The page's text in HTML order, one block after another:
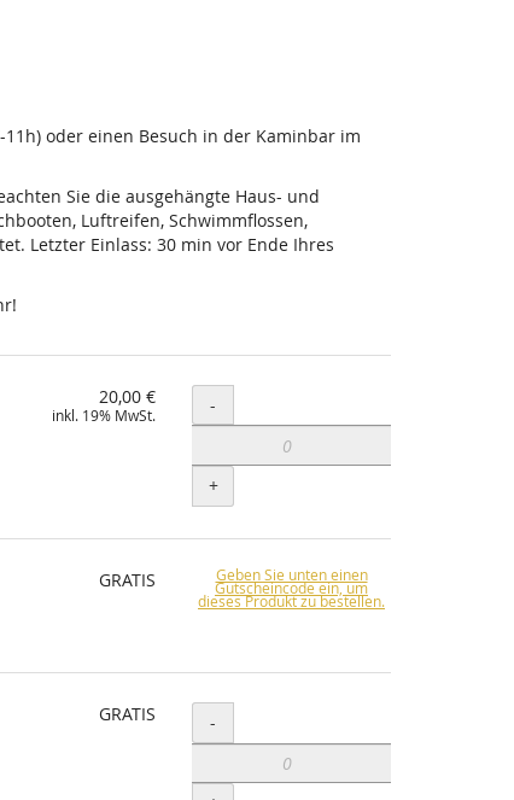
oder einen Besuch in der Kaminbar im
Sie die ausgehängte Haus- und
Luftreifen, Schwimmflossen,
Letzter Einlass: 30 min vor Ende Ihres
20,00 €
inkl. 19% MwSt. Menge
-
+
GRATIS Geben Sie unten einen
Gutscheincode ein, um
dieses Produkt zu bestellen.
GRATIS Menge
-